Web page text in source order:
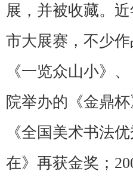
展，并被收藏。
市大展赛，不少
《一览众山小》
院举办的《金鼎
《全国美术书法
在》再获金奖；